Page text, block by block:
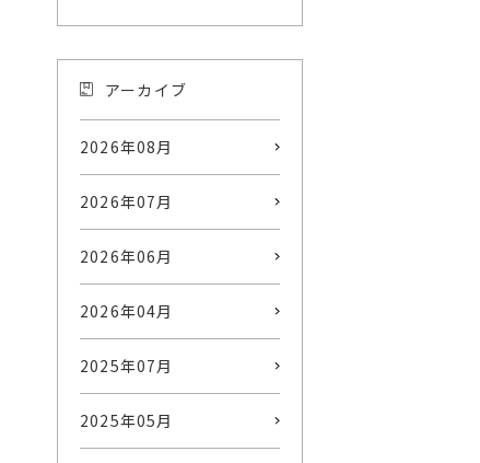
アーカイブ
2026年08月
2026年07月
2026年06月
2026年04月
2025年07月
2025年05月